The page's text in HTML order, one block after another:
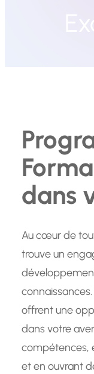
dans
Au cœur de
trouve un
offrent une
dans votre
compétences,
et en ouvrant